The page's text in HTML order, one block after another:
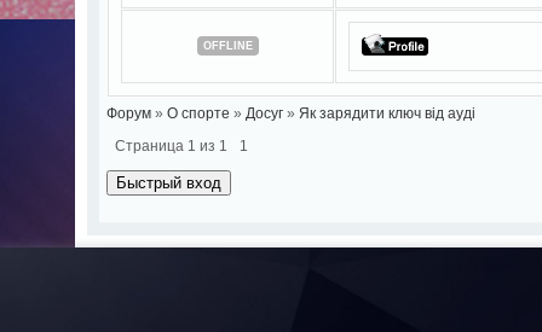
OFFLINE
Форум » О спорте » Досуг » Як зарядити ключ від ауді
Страница 1 из 1 1